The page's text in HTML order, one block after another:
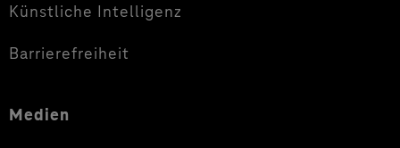
Künstliche Intelligenz
Barrierefreiheit
Medien